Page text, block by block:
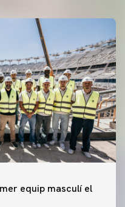
equip masculí el